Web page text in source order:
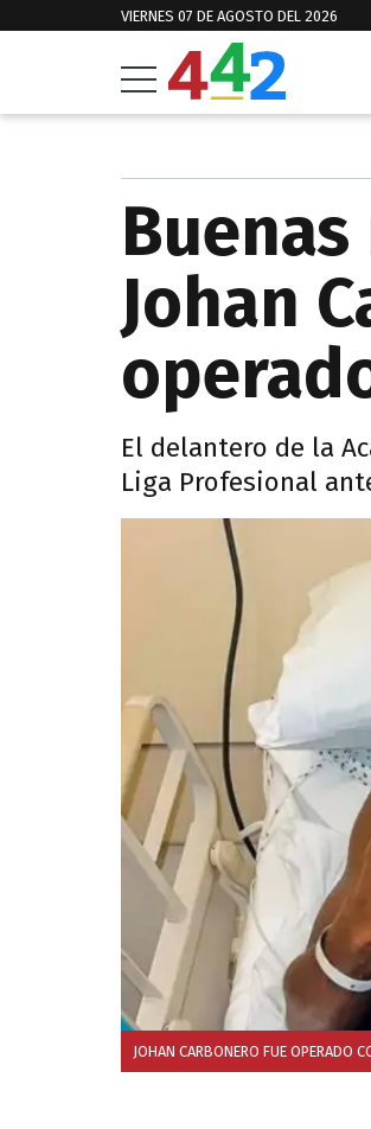
VIERNES 07 DE AGOSTO DEL 2026
Johan
El delantero de la
Liga Profesional
JOHAN CARBONERO FUE OPERADO